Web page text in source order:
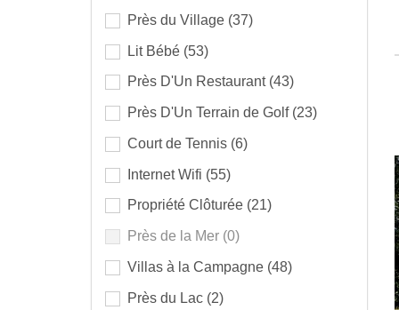
Près du Village (37)
Lit Bébé (53)
Près D'Un Restaurant (43)
Près D'Un Terrain de Golf (23)
Court de Tennis (6)
Internet Wifi (55)
Propriété Clôturée (21)
Près de la Mer (0)
Villas à la Campagne (48)
Près du Lac (2)